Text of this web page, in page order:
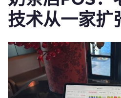
技术从一家扩